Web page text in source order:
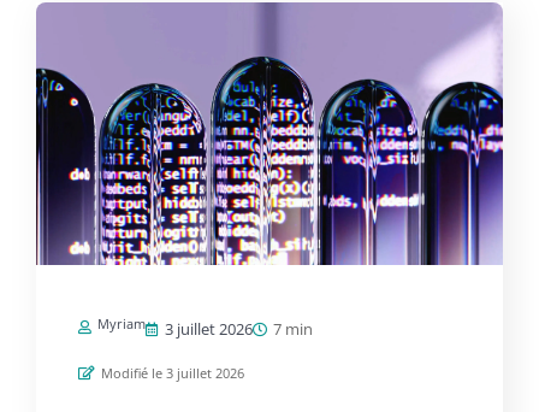
Myriam 3 juillet 2026 7 min
Modifié le 3 juillet 2026